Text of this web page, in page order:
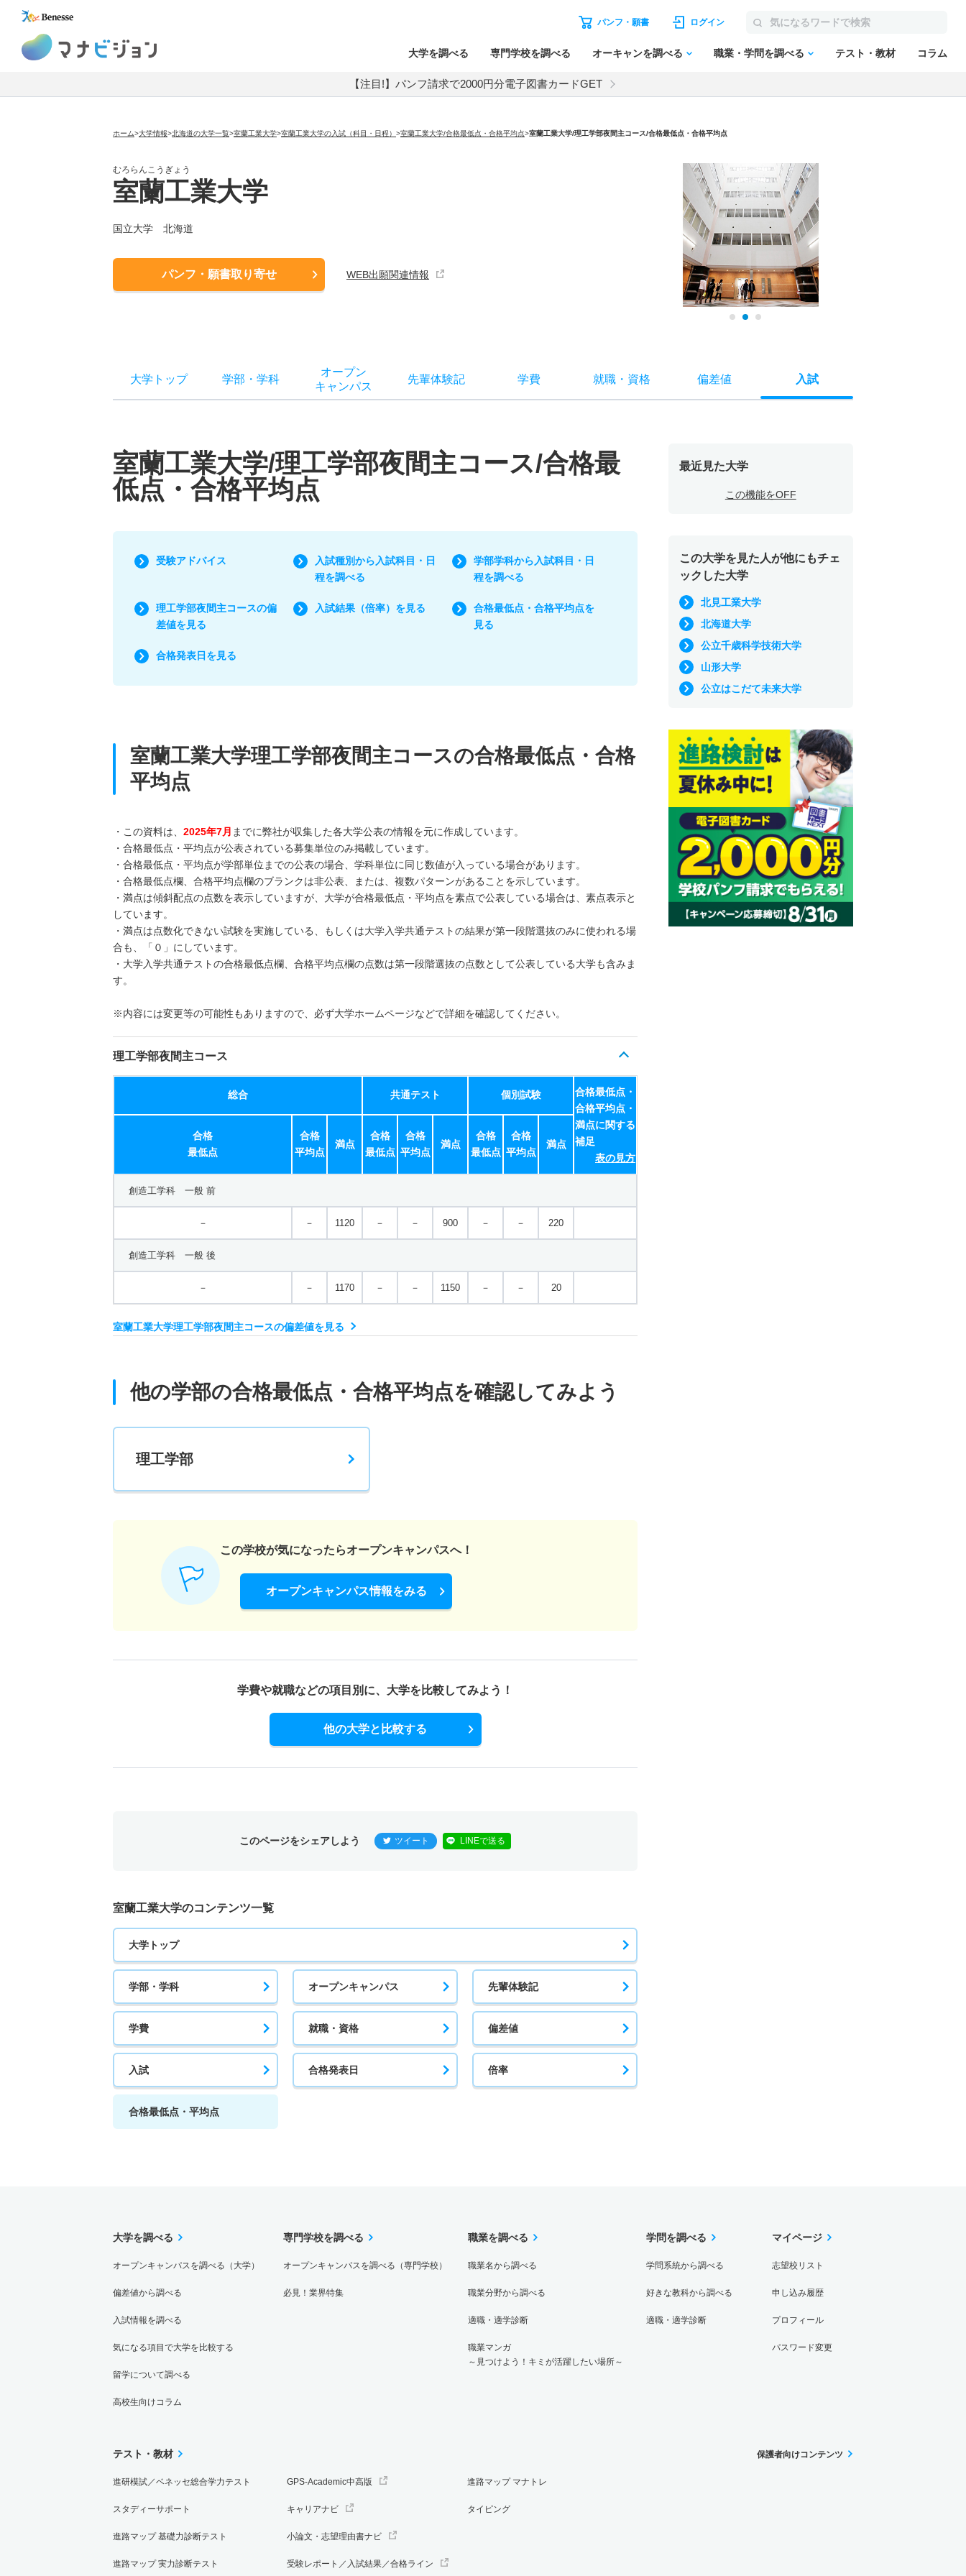
パンフ・願書 ログイン
大学を調べる 専門学校を調べる オーキャンを調べる 職業・学問を調べる テスト・教材 コラム
【注目!】パンフ請求で2000円分電子図書カードGET
ホーム>大学情報>北海道の大学一覧>室蘭工業大学>室蘭工業大学の入試（科目・日程） >室蘭工業大学/合格最低点・合格平均点>室蘭工業大学/理工学部夜間主コース/合格最低点・合格平均点
むろらんこうぎょう
室蘭工業大学
国立大学 北海道
パンフ・願書取り寄せ WEB出願関連情報
大学トップ 学部 ・ 学科
オープン
キャンパス
先輩体験記 学費 就職・ 資格 偏差値 入試
室蘭工業大学/理工学部夜間主コース/合格最
低点・合格平均点
受験アドバイス
入試種別から入試科目・日
程を調べる
学部学科から入試科目・日
程を調べる
理工学部夜間主コースの偏
差値を見る
入試結果（倍率）を見る
合格最低点・合格平均点を
見る
合格発表日を見る
室蘭工業大学理工学部夜間主コースの合格最低点・合格
平均点
・この資料は、 2025年7月 までに弊社が収集した各大学公表の情報を元に作成しています。
・合格最低点・平均点が公表されている募集単位のみ掲載しています。
・合格最低点・平均点が学部単位までの公表の場合、学科単位に同じ数値が入っている場合があります。
・合格最低点欄、合格平均点欄のブランクは非公表、または、複数パターンがあることを示しています。
・満点は傾斜配点の点数を表示していますが、大学が合格最低点・平均点を素点で公表している場合は、素点表示と
しています。
・満点は点数化できない試験を実施している、もしくは大学入学共通テストの結果が第一段階選抜のみに使われる場
合も、「０」にしています。
・大学入学共通テストの合格最低点欄、合格平均点欄の点数は第一段階選抜の点数として公表している大学も含みま
す。
※内容には変更等の可能性もありますので、必ず大学ホームページなどで詳細を確認してください。
理工学部夜間主コース
総合 共通テスト 個別試験
合格最低点・
合格平均点・
満点に関する
補足
表の見方
合格
最低点
合格
平均点
満点
合格
最低点
合格
平均点
満点
合格
最低点
合格
平均点
満点
創造工学科 一般 前
－ － 1120 － － 900 － － 220
創造工学科 一般 後
－ － 1170 － － 1150 － － 20
室蘭工業大学理工学部夜間主コースの偏差値を見る
他の学部の合格最低点・合格平均点を確認してみよう
理工学部
この学校が気になったらオープンキャンパスへ！
オープンキャンパス情報をみる
学費や就職などの項目別に、 大学を比較してみよう！
他の大学と比較する
このページをシェアしよう ツイート LINEで送る
室蘭工業大学のコンテンツ一覧
大学トップ
学部・学科 オープンキャンパス 先輩体験記
学費 就職・資格 偏差値
入試 合格発表日 倍率
合格最低点・平均点
最近見た大学
この機能をOFF
この大学を見た人が他にもチェ
ックした大学
北見工業大学
北海道大学
公立千歳科学技術大学
山形大学
公立はこだて未来大学
大学を調べる
オープンキャンパスを調べる（大学）
偏差値から調べる
入試情報を調べる
気になる項目で大学を比較する
留学について調べる
高校生向けコラム
専門学校を調べる
オープンキャンパスを調べる（専門学校）
必見！業界特集
職業を調べる
職業名から調べる
職業分野から調べる
適職・適学診断
職業マンガ
～見つけよう！キミが活躍したい場所～
学問を調べる
学問系統から調べる
好きな教科から調べる
適職・適学診断
マイページ
志望校リスト
申し込み履歴
プロフィール
パスワード変更
テスト・教材
進研模試／ベネッセ総合学力テスト
スタディーサポート
進路マップ 基礎力診断テスト
進路マップ 実力診断テスト
GPS-Academic中高版
キャリアナビ
小論文・志望理由書ナビ
受験レポート／入試結果／合格ライン
進路マップ マナトレ
タイピング
保護者向けコンテンツ